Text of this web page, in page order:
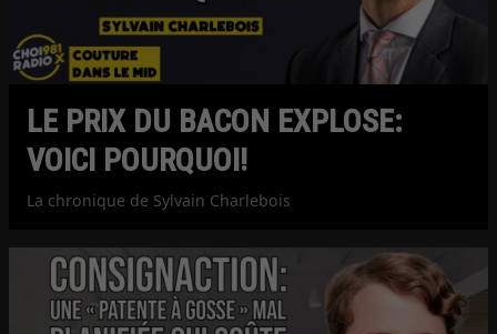
LE PRIX DU BACON EXPLOSE:
VOICI POURQUOI!
La chronique de Sylvain Charlebois